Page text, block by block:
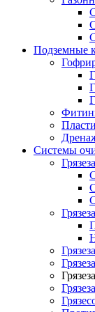
Подземные
Системы